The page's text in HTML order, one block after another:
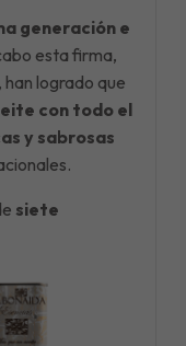
generación e
esta firma,
logrado que
con todo el
y sabrosas
siete